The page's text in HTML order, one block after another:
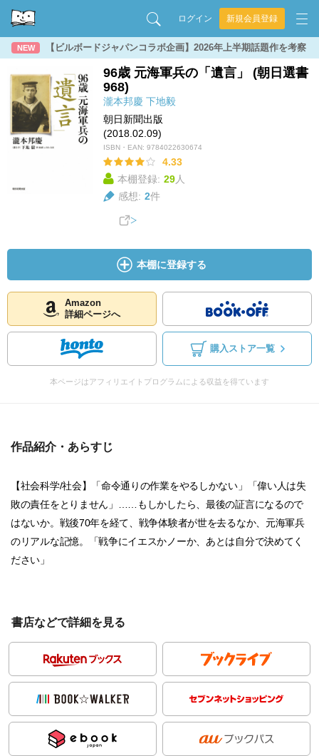
ログイン 新規会員登録
NEW 【ビルボードジャパンコラボ企画】2026年上半期話題作を考察
96歳 元海軍兵の「遺言」 (朝日選書
968)
瀧本邦慶 下地毅
朝日新聞出版
(2018.02.09)
ISBN・EAN: 9784022630674
4.33
本棚登録: 29人
感想: 2件
本棚に登録する
Amazon
詳細ページへ
購入ストア一覧
本ページはアフィリエイトプログラムによる収益を得ています
作品紹介・あらすじ
【社会科学/社会】「命令通りの作業をやるしかない」「偉い人は失
敗の責任をとりません」……もしかしたら、最後の証言になるので
はないか。戦後70年を経て、戦争体験者が世を去るなか、元海軍兵
のリアルな記憶。「戦争にイエスかノーか、あとは自分で決めてく
ださい」
書店などで詳細を見る